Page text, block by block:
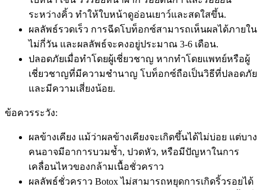
ระหว่างคิ้ว ทำให้ใบหน้าดูอ่อนเยาว์และสดใสขึ้น.
ผลลัพธ์รวดเร็ว การฉีดโบท็อกซ์สามารถเห็นผลได้ภายใน
ไม่กี่วัน และผลลัพธ์จะคงอยู่ประมาณ 3-6 เดือน.
ปลอดภัยเมื่อทำโดยผู้เชี่ยวชาญ หากทำโดยแพทย์หรือผู้
เชี่ยวชาญที่มีความชำนาญ โบท็อกซ์ถือเป็นวิธีที่ปลอดภัย
และมีความเสี่ยงน้อย.
ข้อควรระวัง:
ผลข้างเคียง แม้ว่าผลข้างเคียงจะเกิดขึ้นได้ไม่บ่อย แต่บาง
คนอาจมีอาการบวมช้ำ, ปวดหัว, หรือมีปัญหาในการ
เคลื่อนไหวของกล้ามเนื้อชั่วคราว
ผลลัพธ์ชั่วคราว Botox ไม่สามารถหยุดการเกิดริ้วรอยได้